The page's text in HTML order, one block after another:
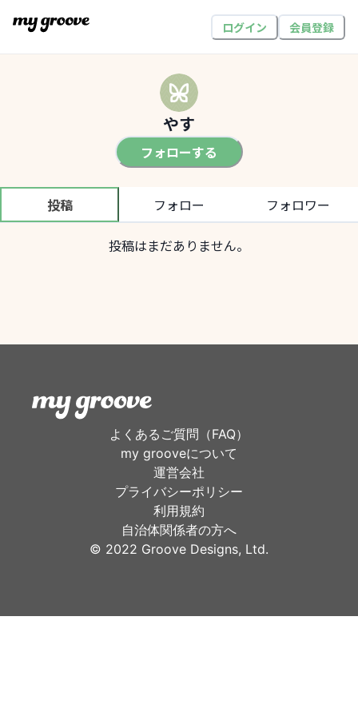
ログイン 会員登録
やす
フォローする
投稿 フォロー フォロワー
投稿はまだありません。
よくあるご質問（FAQ）
my grooveについて
運営会社
プライバシーポリシー
利用規約
自治体関係者の方へ
©︎ 2022 Groove Designs, Ltd.